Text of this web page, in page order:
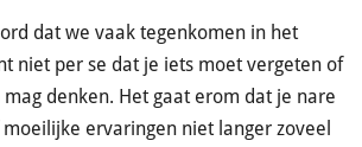
dat we vaak tegenkomen in het
niet per se dat je iets moet vergeten of
denken. Het gaat erom dat je nare
ervaringen niet langer zoveel